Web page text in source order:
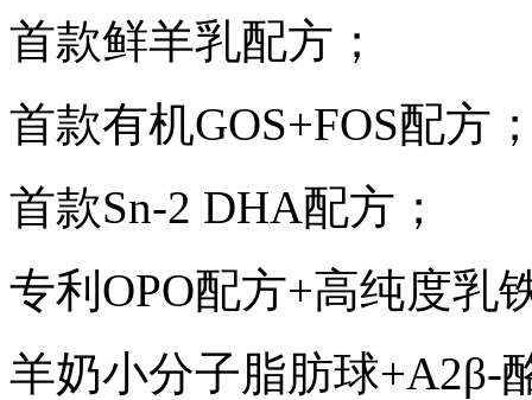
首款鲜羊乳配方；
首款有机GOS+FOS配方
首款Sn-2 DHA配方；
专利OPO配方+高纯度乳
羊奶小分子脂肪球+A2β-